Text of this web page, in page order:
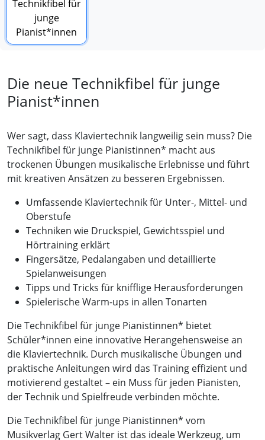
Die neue Technikfibel für junge
Pianist*innen
Wer sagt, dass Klaviertechnik langweilig sein muss? Die
Technikfibel für junge Pianistinnen* macht aus
trockenen Übungen musikalische Erlebnisse und führt
mit kreativen Ansätzen zu besseren Ergebnissen.
Umfassende Klaviertechnik für Unter-, Mittel- und
Oberstufe
Techniken wie Druckspiel, Gewichtsspiel und
Hörtraining erklärt
Fingersätze, Pedalangaben und detaillierte
Spielanweisungen
Tipps und Tricks für knifflige Herausforderungen
Spielerische Warm-ups in allen Tonarten
Die Technikfibel für junge Pianistinnen* bietet
Schüler*innen eine innovative Herangehensweise an
die Klaviertechnik. Durch musikalische Übungen und
praktische Anleitungen wird das Training effizient und
motivierend gestaltet – ein Muss für jeden Pianisten,
der Technik und Spielfreude verbinden möchte.
Die Technikfibel für junge Pianistinnen* vom
Musikverlag Gert Walter ist das ideale Werkzeug, um